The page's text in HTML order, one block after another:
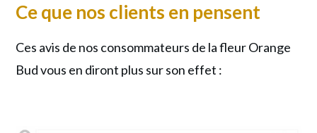
Ce que nos clients en pensent
Ces avis de nos consommateurs de la fleur Orange
Bud vous en diront plus sur son effet :